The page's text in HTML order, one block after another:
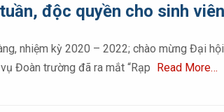
độc quyền cho sinh
nhiệm kỳ 2020 – 2022; chào mừng Đại
Đoàn trường đã ra mắt “Rạp Read More…